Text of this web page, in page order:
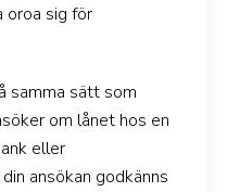
oroa sig för
samma sätt som
om lånet hos en
eller
ansökan godkänns